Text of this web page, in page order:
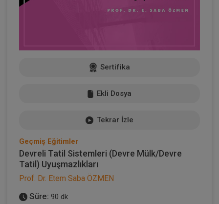
Sertifika
Ekli Dosya
Tekrar İzle
Geçmiş Eğitimler
Devreli Tatil Sistemleri (Devre Mülk/Devre
Tatil) Uyuşmazlıkları
Prof. Dr. Etem Saba ÖZMEN
Süre: 90 dk